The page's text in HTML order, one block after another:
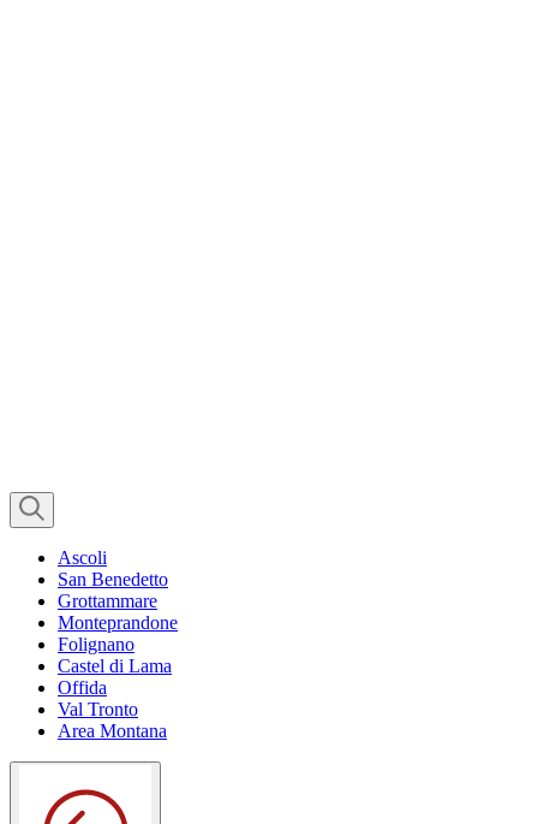
Ascoli
San Benedetto
Grottammare
Monteprandone
Folignano
Castel di Lama
Offida
Val Tronto
Area Montana